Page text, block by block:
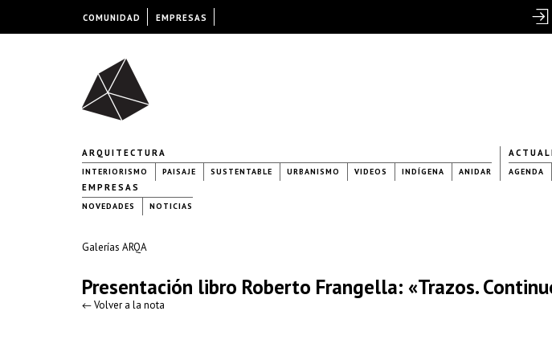
ARQUITECTURA
INTERIORISMO PAISAJE SUSTENTABLE URBANISMO VIDEOS INDÍGENA ANIDAR AGENDA
EMPRESAS
NOVEDADES NOTICIAS
Galerías ARQA
Presentación libro Roberto Frangella: «Trazos.
← Volver a la nota
COMUNIDAD EMPRESAS